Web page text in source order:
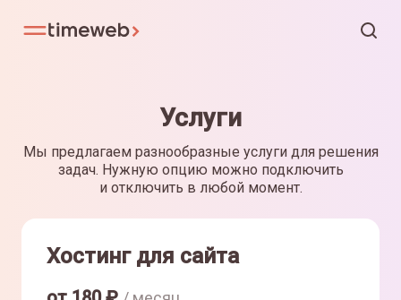
Услуги
Мы предлагаем разнообразные услуги для решения
задач. Нужную опцию можно подключить
и отключить в любой момент.
Хостинг для сайта